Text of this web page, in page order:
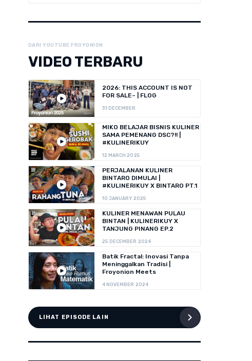
DARI YOUTUBE FROYONION
VIDEO TERBARU
2026: THIS ACCOUNT IS NOT
FOR SALE~ | FLOG
31 DECEMBER
MIKO BELAJAR BISNIS KULINER
SAMA PEMENANG DSC?!! |
#KULINERIKUY
12 MARCH 2025
PERJALANAN KULINER
BINTARO DIMULAI |
#KULINERIKUY X BINTARO PT.1
10 JANUARY 2025
KULINER MENAWAN PULAU
BINTAN | KULINERIKUY X
TANJUNG PINANG EP.2
25 DECEMBER 2024
Batik Fractal: Inovasi Tanpa
Meninggalkan Tradisi |
Froyonion Meets
4 NOVEMBER 2024
LIHAT EPISODE LAIN